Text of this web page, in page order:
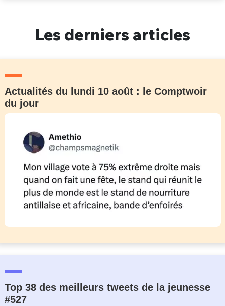
Les derniers articles
Actualités du lundi 10 août : le Comptwoir
du jour
Top 38 des meilleurs tweets de la jeunesse
#527